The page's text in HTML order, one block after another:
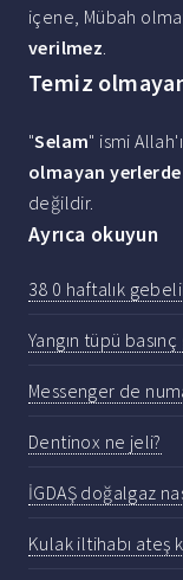
içene, Mübah
verilmez.
Temiz
"Selam" ismi
olmayan yerlerde
değildir.
Ayrıca okuyun
38 0 haftalık
Yangın tüpü
Messenger de
Dentinox ne jeli?
İGDAŞ doğalgaz
Kulak iltihabı ateş